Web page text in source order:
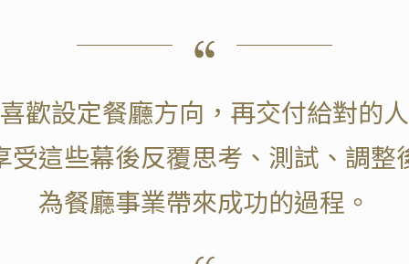
歡設定餐廳方向，再交付給對的
受這些幕後反覆思考、測試、調整
為餐廳事業帶來成功的過程。